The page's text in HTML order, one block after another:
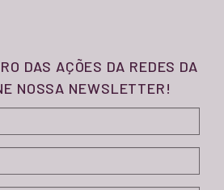
DAS AÇÕES DA REDES DA
NOSSA NEWSLETTER!